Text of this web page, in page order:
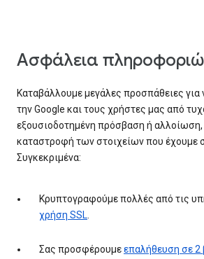
Ασφάλεια
Καταβάλλουμε μεγάλες προσπάθειες
την Google και τους χρήστες μας από
εξουσιοδοτημένη πρόσβαση ή
καταστροφή των στοιχείων που έχουμε
Συγκεκριμένα:
Κρυπτογραφούμε πολλές από τις
χρήση SSL.
Σας προσφέρουμεεπαλήθευση σε 2